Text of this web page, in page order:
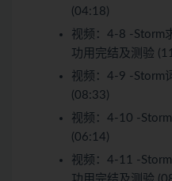
(04:18)
视频： 4-8 -Storm
功用完结及测验
视频： 4-9 -Storm
(08:33)
视频： 4-10 -
(06:14)
视频： 4-11 -